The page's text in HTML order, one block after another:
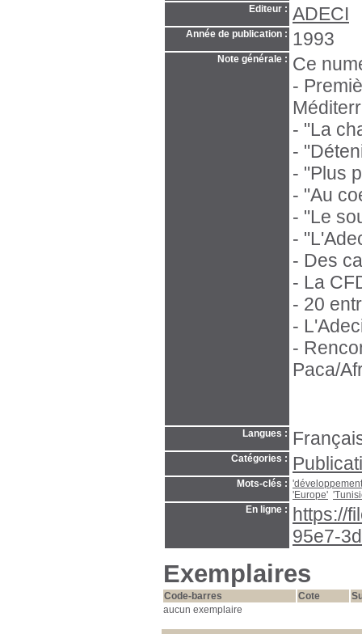
Editeur : ADECI
Année de publication : 1993
Note générale : Ce
-
- "La
-
- "Plus
- "Au
- "Le
-
- Des
- La
- 20
-
-
Paca/
Langues :
Catégories :
Mots-clés :
'Europe'
En ligne : https://
95e7-
Exemplaires
Code-barres Cote
aucun exemplaire